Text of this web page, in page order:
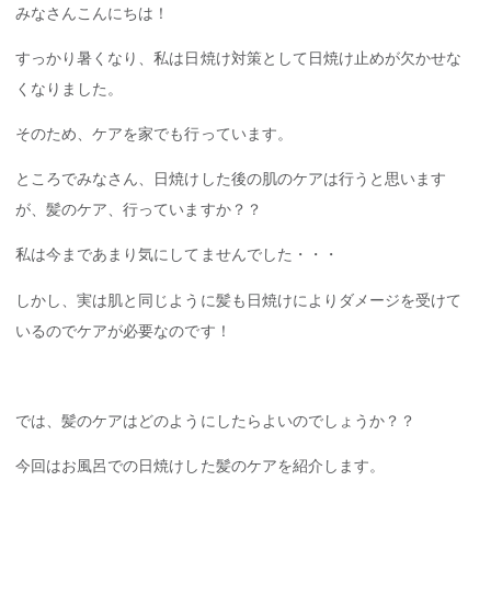
みなさんこんにちは！
すっかり暑くなり、私は日焼け対策として日焼け止めが欠かせな
くなりました。
そのため、ケアを家でも行っています。
ところでみなさん、日焼けした後の肌のケアは行うと思います
が、髪のケア、行っていますか？？
私は今まであまり気にしてませんでした・・・
しかし、実は肌と同じように髪も日焼けによりダメージを受けて
いるのでケアが必要なのです！
では、髪のケアはどのようにしたらよいのでしょうか？？
今回はお風呂での日焼けした髪のケアを紹介します。